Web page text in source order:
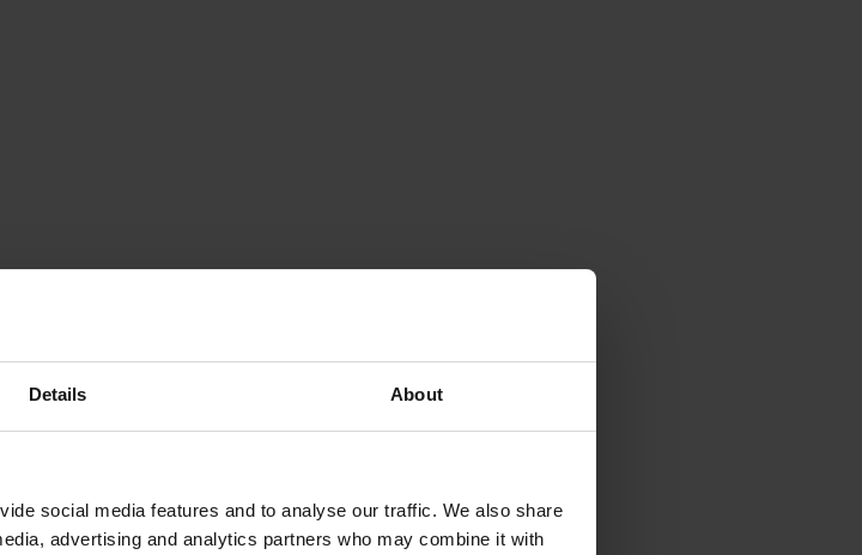
Details About
social media features and to analyse our traffic. We also share
advertising and analytics partners who may combine it with